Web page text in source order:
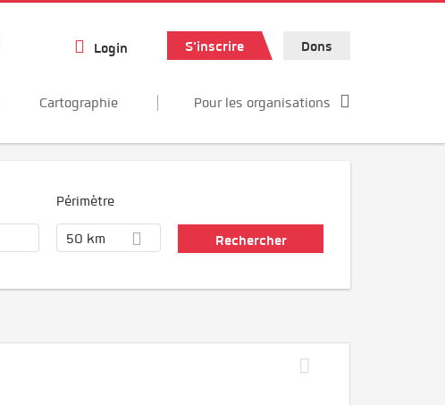
Login S'inscrire Dons
Cartographie Pour les organisations
Périmètre
50 km